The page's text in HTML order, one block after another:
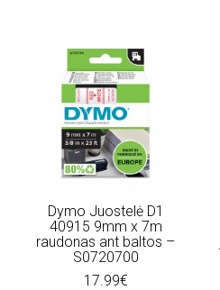
Dymo Juostelė D1
40915 9mm x 7m
raudonas ant baltos –
S0720700
17.99€